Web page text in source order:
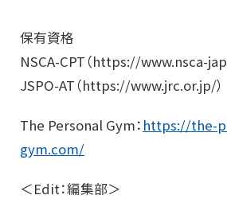
保有資格
NSCA-CPT（https://www.nsca-
JSPO-AT（https://www.jrc.or.jp/）
The Personal Gym： https://the-
gym.com/
＜Edit：編集部＞